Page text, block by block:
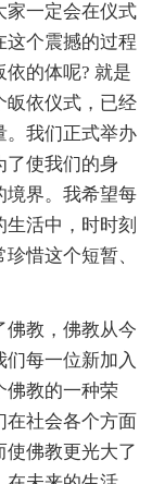
一定会在仪式
这个震撼的过程
的体呢? 就是
皈依仪式，已经
。我们正式举办
了使我们的身
境界。我希望每
生活中，时时刻
惜这个短暂、
教，佛教从今
每一位新加入
佛教的一种荣
在社会各个方面
使佛教更光大了